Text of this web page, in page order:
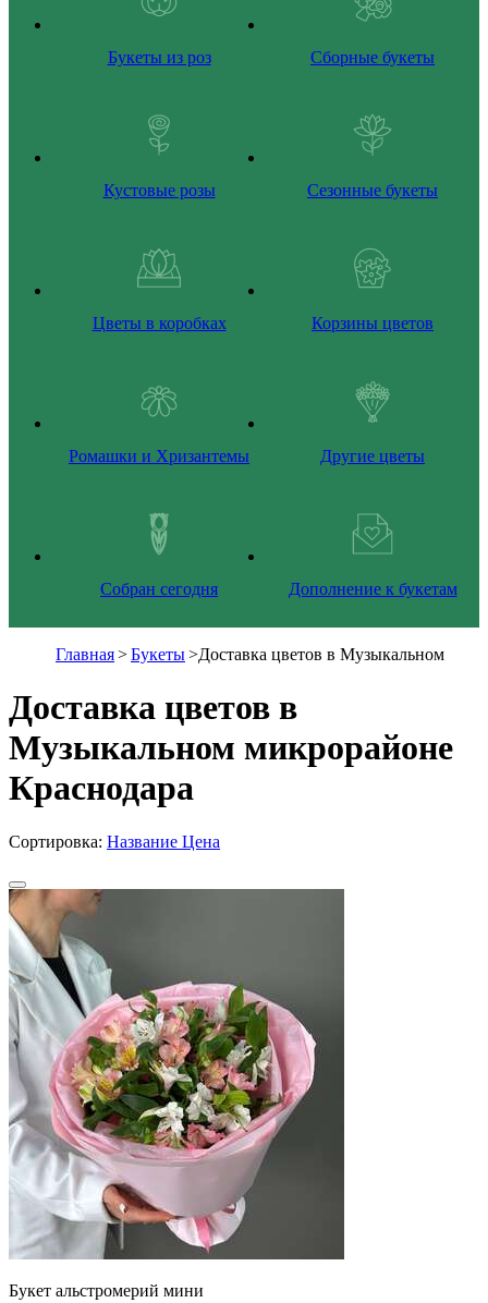
Букеты из роз Сборные букеты
Кустовые розы Сезонные букеты
Цветы в коробках Корзины цветов
Ромашки и Хризантемы Другие цветы
Собран сегодня Дополнение к букетам
Главная>Букеты>Доставка цветов в Музыкальном
Доставка цветов в
Музыкальном микрорайоне
Краснодара
Сортировка: Название Цена
Букет альстромерий мини